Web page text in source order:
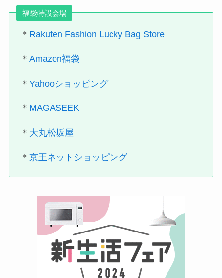
福袋特設会場
＊ Rakuten Fashion Lucky Bag Store
＊Amazon福袋
＊Yahooショッピング
＊ MAGASEEK
＊ 大丸松坂屋
＊京王ネットショッピング